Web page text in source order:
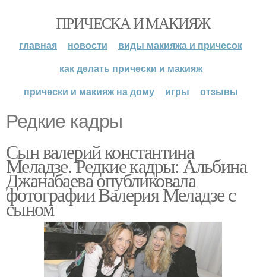
ПРИЧЕСКА И МАКИЯЖ
главная новости
виды макияжа и причесок
как делать прически и макияж
прически и макияж на дому
игры отзывы
Редкие кадры
Сын валерий константина
Меладзе. Редкие кадры: Альбина
Джанабаева опубликовала
фотографии Валерия Меладзе с
сыном